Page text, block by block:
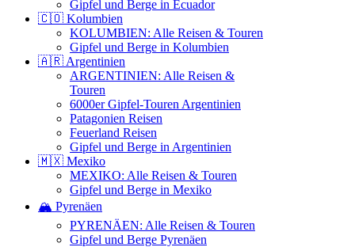
Gipfel und Berge in Ecuador
🇨🇴 Kolumbien
KOLUMBIEN: Alle Reisen & Touren
Gipfel und Berge in Kolumbien
🇦🇷 Argentinien
ARGENTINIEN: Alle Reisen &
Touren
6000er Gipfel-Touren Argentinien
Patagonien Reisen
Feuerland Reisen
Gipfel und Berge in Argentinien
🇲🇽 Mexiko
MEXIKO: Alle Reisen & Touren
Gipfel und Berge in Mexiko
🏔️ Pyrenäen
PYRENÄEN: Alle Reisen & Touren
Gipfel und Berge Pyrenäen